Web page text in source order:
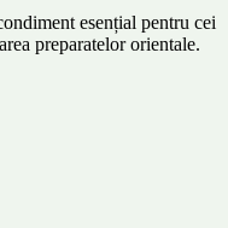
esențial pentru cei
preparatelor orientale.